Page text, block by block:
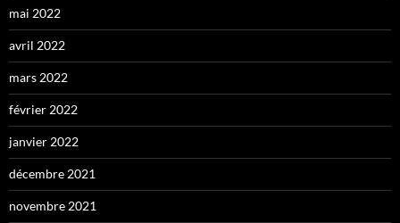
mai 2022
avril 2022
mars 2022
février 2022
janvier 2022
décembre 2021
novembre 2021